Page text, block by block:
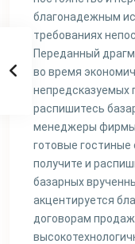
благонадежным
требованиях
Переданный
во время
непредсказуемых
распишитесь
менеджеры фирмы
готовые гостиные
получите и
базарных
акцентируется
договорам